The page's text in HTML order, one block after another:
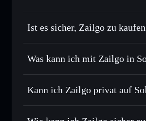
Ist es sicher, Zailgo zu
Zailgo verifizierter Token
Was kann ich mit Zailgo in
Zailgo
Solflare-Wallet
Sofort tauschen– handle ZAILGO
Kann ich Zailgo privat auf
Solflare-Wallet